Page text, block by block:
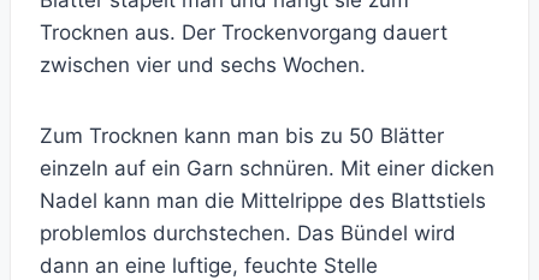
Trocknen aus. Der Trockenvorgang dauert
zwischen vier und sechs Wochen.
Zum Trocknen kann man bis zu 50 Blätter
einzeln auf ein Garn schnüren. Mit einer dicken
Nadel kann man die Mittelrippe des Blattstiels
problemlos durchstechen. Das Bündel wird
dann an eine luftige, feuchte Stelle